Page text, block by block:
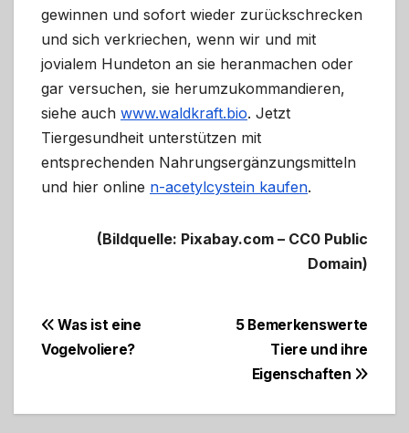
gewinnen und sofort wieder zurückschrecken
und sich verkriechen, wenn wir und mit
jovialem Hundeton an sie heranmachen oder
gar versuchen, sie herumzukommandieren,
siehe auch www.waldkraft.bio. Jetzt
Tiergesundheit unterstützen mit
entsprechenden Nahrungsergänzungsmitteln
und hier online n-acetylcystein kaufen.
(Bildquelle: Pixabay.com – CC0 Public
Domain)
Beitragsnavigation5 Bemerkenswerte
Tiere und ihre
Eigenschaften
Was ist eine
Vogelvoliere?